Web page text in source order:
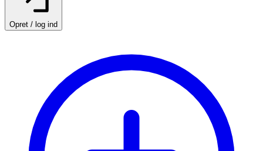
Opret / log ind